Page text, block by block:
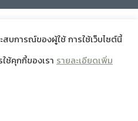
สบการณ์ของผู้ใช้ การใช้เว็บไซต์นี้
ช้คุกกี้ของเรา รายละเอียดเพิ่ม